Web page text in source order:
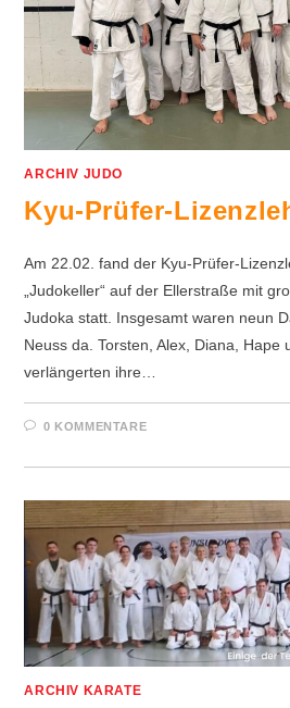
ARCHIV JUDO
Kyu-Prüfer-
Am 22.02. fand der Kyu-Prüfer-
„Judokeller“ auf der Ellerstraße mit
Judoka statt. Insgesamt waren neun
Neuss da. Torsten, Alex, Diana, Hape
verlängerten ihre…
0 KOMMENTARE
ARCHIV KARATE